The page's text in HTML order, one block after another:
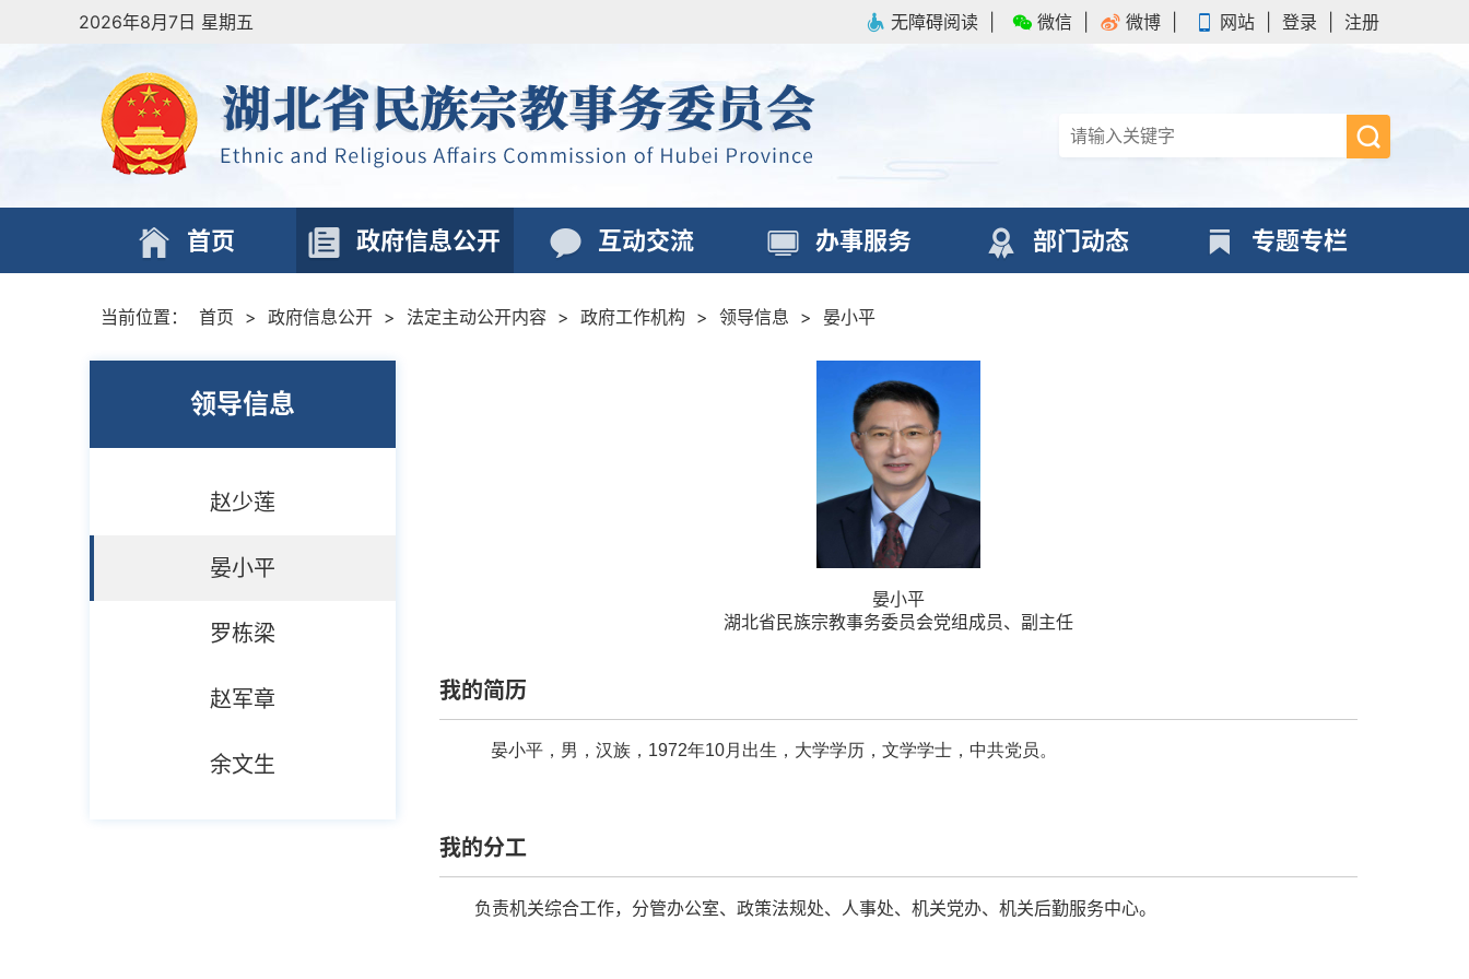
2026年8月7日 星期五 无障碍阅读 微信 微博 网站 登录 注册
首页 政府信息公开 互动交流 办事服务 部门动态 专题专栏
当前位置： 首页 > 政府信息公开 > 法定主动公开内容 > 政府工作机构 > 领导信息 > 晏小平
领导信息
赵少莲
晏小平
罗栋梁
赵军章
余文生
晏小平
湖北省民族宗教事务委员会党组成员、副主任
我的简历
晏小平，男，汉族，1972年10月出生，大学学历，文学学士，中共党员。
我的分工
负责机关综合工作，分管办公室、政策法规处、人事处、机关党办、机关后勤服务中心。